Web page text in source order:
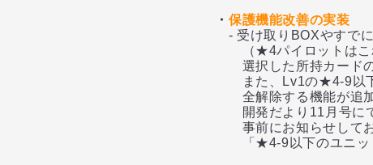
・ 保護機能改善の実装
- 受け取りBOXやすでに所
（★4パイロットはこれま
選択した所持カードの保
また、Lv1の★4-9以下の
全解除する機能が追加
開発だより11月号にて、
事前にお知らせしており
「★4-9以下のユニット」